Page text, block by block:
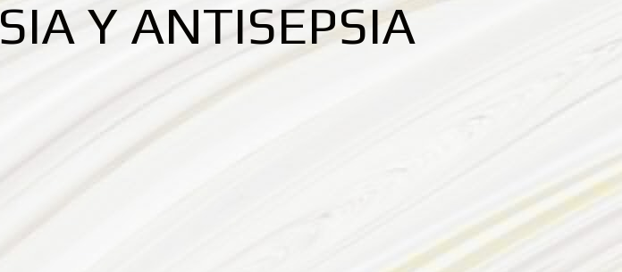
Y ANTISEPSIA